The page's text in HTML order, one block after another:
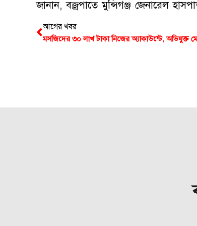
জানান, বজ্রপাতে মুন্সিগঞ্জ জেনারেল
আগের খবর
মসজিদের ৩০ লাখ টাকা নিজের অ্যাকাউন্টে, অভিযুক্ত